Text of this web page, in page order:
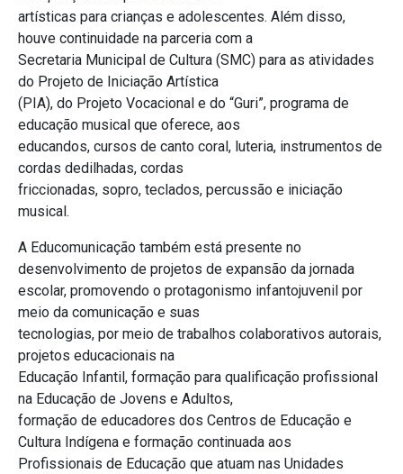
artísticas para crianças e adolescentes. Além disso,
houve continuidade na parceria com a
Secretaria Municipal de Cultura (SMC) para as atividades
do Projeto de Iniciação Artística
(PIA), do Projeto Vocacional e do “Guri”, programa de
educação musical que oferece, aos
educandos, cursos de canto coral, luteria, instrumentos de
cordas dedilhadas, cordas
friccionadas, sopro, teclados, percussão e iniciação
musical.
A Educomunicação também está presente no
desenvolvimento de projetos de expansão da jornada
escolar, promovendo o protagonismo infantojuvenil por
meio da comunicação e suas
tecnologias, por meio de trabalhos colaborativos autorais,
projetos educacionais na
Educação Infantil, formação para qualificação profissional
na Educação de Jovens e Adultos,
formação de educadores dos Centros de Educação e
Cultura Indígena e formação continuada aos
Profissionais de Educação que atuam nas Unidades